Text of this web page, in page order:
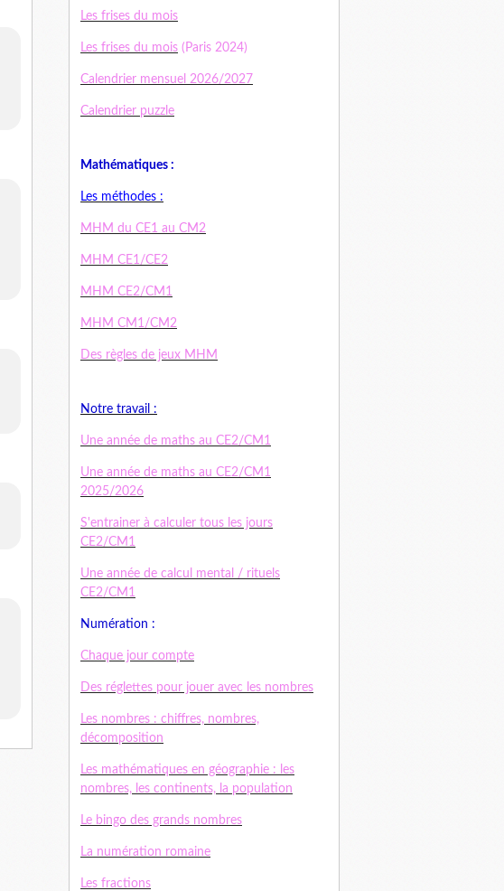
Les frises du mois
Les frises du mois (Paris 2024)
Calendrier mensuel 2026/2027
Calendrier puzzle
Mathématiques :
Les méthodes :
MHM du CE1 au CM2
MHM CE1/CE2
MHM CE2/CM1
MHM CM1/CM2
Des règles de jeux MHM
Notre travail :
Une année de maths au CE2/CM1
Une année de maths au CE2/CM1
2025/2026
S'entrainer à calculer tous les jours
CE2/CM1
Une année de calcul mental / rituels
CE2/CM1
Numération :
Chaque jour compte
Des réglettes pour jouer avec les nombres
Les nombres : chiffres, nombres,
décomposition
Les mathématiques en géographie : les
nombres, les continents, la population
Le bingo des grands nombres
La numération romaine
Les fractions